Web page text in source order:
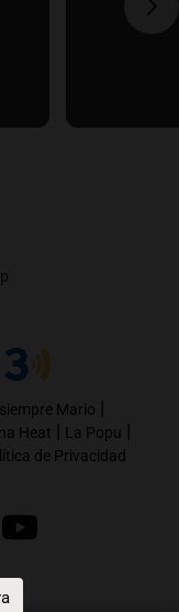
Mario |
Heat | La Popu |
de Privacidad